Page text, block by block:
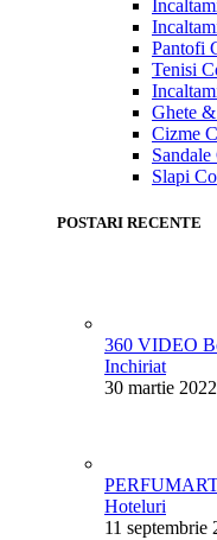
Pantofi
Tenisi
Ghete
Cizme
Slapi
POSTARI RECENTE
360 VIDEO
Inchiriat
30 martie 2022
Hoteluri
11 septembrie